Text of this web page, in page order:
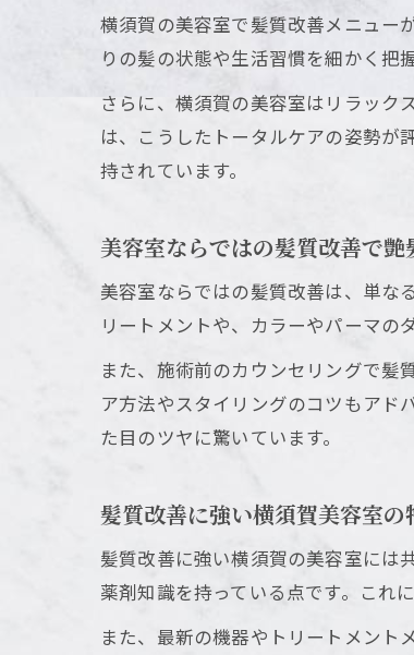
横須賀の美容室で髪質改善メニュー
りの髪の状態や生活習慣を細かく把
さらに、横須賀の美容室はリラック
は、こうしたトータルケアの姿勢が
持されています。
美容室ならではの髪質改善で
美容室ならではの髪質改善は、単な
リートメントや、カラーやパーマの
また、施術前のカウンセリングで髪
ア方法やスタイリングのコツもアド
た目のツヤに驚いています。
髪質改善に強い横須賀美容室の
髪質改善に強い横須賀の美容室には
薬剤知識を持っている点です。これ
また、最新の機器やトリートメント